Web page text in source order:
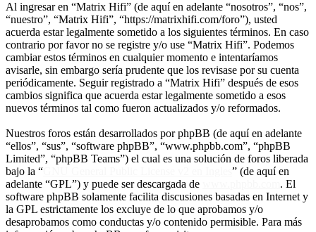
Al ingresar en “Matrix Hifi” (de aquí en adelante “nosotros”, “nos”,
“nuestro”, “Matrix Hifi”, “https://matrixhifi.com/foro”), usted
acuerda estar legalmente sometido a los siguientes términos. En caso
contrario por favor no se registre y/o use “Matrix Hifi”. Podemos
cambiar estos términos en cualquier momento e intentaríamos
avisarle, sin embargo sería prudente que los revisase por su cuenta
periódicamente. Seguir registrado a “Matrix Hifi” después de esos
cambios significa que acuerda estar legalmente sometido a esos
nuevos términos tal como fueron actualizados y/o reformados.
Nuestros foros están desarrollados por phpBB (de aquí en adelante
“ellos”, “sus”, “software phpBB”, “www.phpbb.com”, “phpBB
Limited”, “phpBB Teams”) el cual es una solución de foros liberada
bajo la “
” (de aquí en
adelante “GPL”) y puede ser descargada de
. El
software phpBB solamente facilita discusiones basadas en Internet y
la GPL estrictamente los excluye de lo que aprobamos y/o
desaprobamos como conductas y/o contenido permisible. Para más